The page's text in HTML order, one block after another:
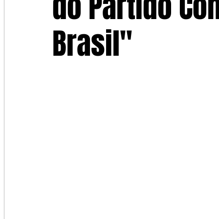
Brasil"